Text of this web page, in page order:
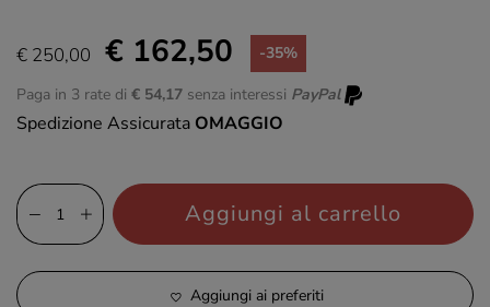
€ 250,00 € 162,50 -35%
Paga in 3 rate di € 54,17 senza interessi PayPal
Spedizione Assicurata OMAGGIO
Aggiungi al carrello
Aggiungi ai preferiti